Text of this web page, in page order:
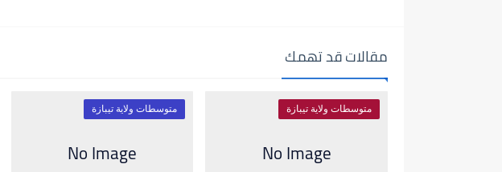
مقالات قد تهمك
متوسطات ولاية تيبازة متوسطات ولاية تيبازة